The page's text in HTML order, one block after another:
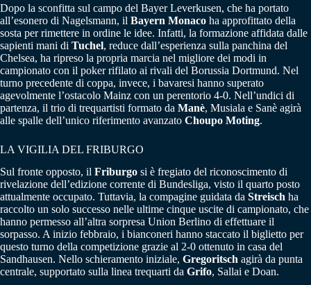
Dopo la sconfitta sul campo del Bayer Leverkusen, che ha portato
all’esonero di Nagelsmann, il Bayern Monaco ha approfittato della
sosta per rimettere in ordine le idee. Infatti, la formazione affidata dalle
sapienti mani di Tuchel, reduce dall’esperienza sulla panchina del
Chelsea, ha ripreso la propria marcia nel migliore dei modi in
campionato con il poker rifilato ai rivali del Borussia Dortmund. Nel
turno precedente di coppa, invece, i bavaresi hanno superato
agevolmente l’ostacolo Mainz con un perentorio 4-0. Nell’undici di
partenza, il trio di trequartisti formato da Manè, Musiala e Sanè agirà
alle spalle dell’unico riferimento avanzato Choupo Moting.
LA VIGILIA DEL FRIBURGO
Sul fronte opposto, il Friburgo si è fregiato del riconoscimento di
rivelazione dell’edizione corrente di Bundesliga, visto il quarto posto
attualmente occupato. Tuttavia, la compagine guidata da Streisch ha
raccolto un solo successo nelle ultime cinque uscite di campionato, che
hanno permesso all’altra sorpresa Union Berlino di effettuare il
sorpasso. A inizio febbraio, i bianconeri hanno staccato il biglietto per
questo turno della competizione grazie al 2-0 ottenuto in casa del
Sandhausen. Nello schieramento iniziale, Gregoritsch agirà da punta
centrale, supportato sulla linea trequarti da Grifo, Sallai e Doan.